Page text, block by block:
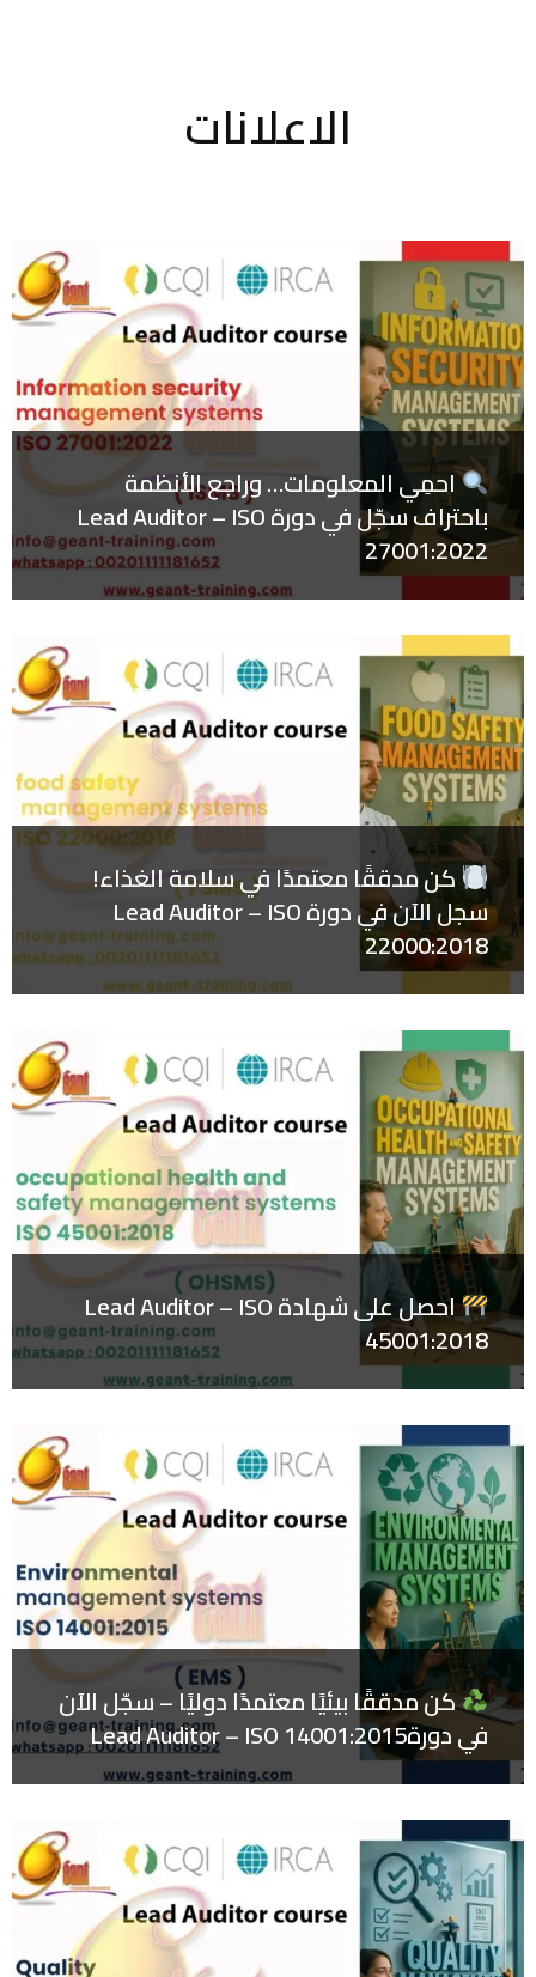
الاعلانات
احمِي المعلومات… وراجع الأنظمة
باحتراف سجّل في دورة Lead Auditor – ISO
27001:2022
كن مدققًا معتمدًا في سلامة الغذاء!
سجل الآن في دورة Lead Auditor – ISO
22000:2018
احصل على شهادة Lead Auditor – ISO
45001:2018
كن مدققًا بيئيًا معتمدًا دوليًا – سجّل الآن
في دورةLead Auditor – ISO 14001:2015